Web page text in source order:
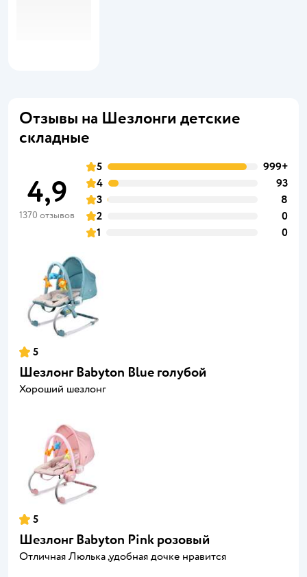
Отзывы на Шезлонги детские
складные
4,9
1370 отзывов
5
999+
4
93
3
8
2
0
1
0
5
Шезлонг Babyton Blue голубой
Хороший шезлонг
5
Шезлонг Babyton Pink розовый
Отличная Люлька ,удобная дочке нравится